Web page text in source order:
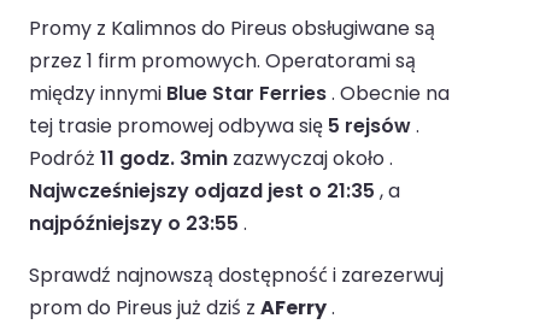
Promy z Kalimnos do Pireus obsługiwane są
przez 1 firm promowych. Operatorami są
między innymi Blue Star Ferries. Obecnie na
tej trasie promowej odbywa się 5 rejsów.
Podróż 11 godz. 3min zazwyczaj około .
Najwcześniejszy odjazd jest o 21:35 , a
najpóźniejszy o 23:55 .
Sprawdź najnowszą dostępność i zarezerwuj
prom do Pireus już dziś z AFerry.